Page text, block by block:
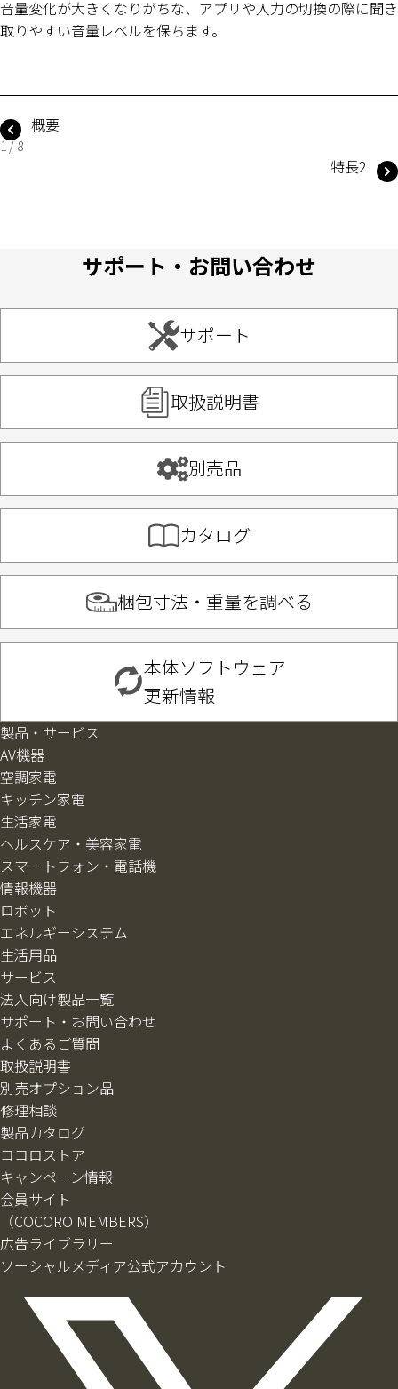
音量変化が大きくなりがちな、アプリや入力の切換の際に聞き
取りやすい音量レベルを保ちます。
概要
1 / 8
特長2
サポート・お問い合わせ
サポート
取扱説明書
別売品
カタログ
梱包寸法・重量を調べる
本体ソフトウェア
更新情報
製品・サービス
AV機器
空調家電
キッチン家電
生活家電
ヘルスケア・美容家電
スマートフォン・電話機
情報機器
ロボット
エネルギーシステム
生活用品
サービス
法人向け製品一覧
サポート・お問い合わせ
よくあるご質問
取扱説明書
別売オプション品
修理相談
製品カタログ
ココロストア
キャンペーン情報
会員サイト
（COCORO MEMBERS）
広告ライブラリー
ソーシャルメディア公式アカウント